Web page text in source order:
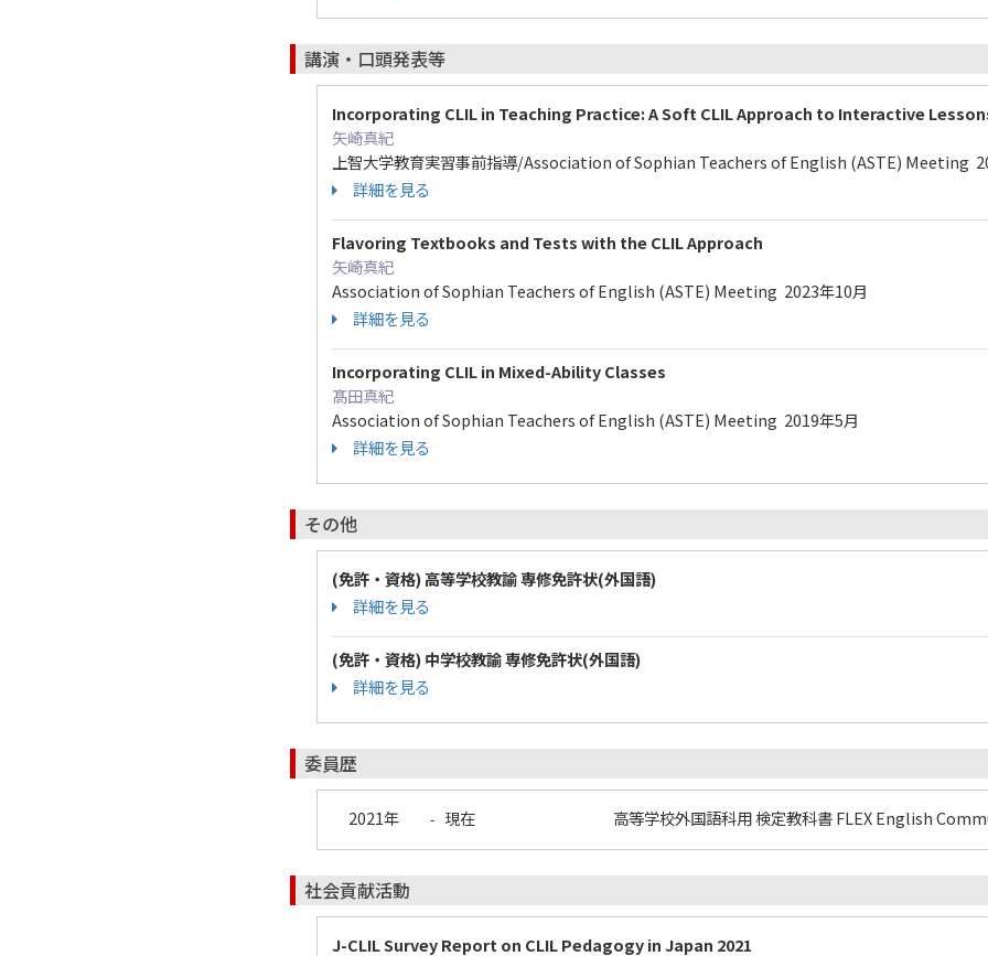
講演・口頭発表等
Incorporating CLIL in Teaching Practice: A Soft CLIL Approach to Interactive
矢崎真紀
上智大学教育実習事前指導/Association of Sophian Teachers of English (ASTE) Meeting
詳細を見る
Flavoring Textbooks and Tests with the CLIL Approach
矢崎真紀
Association of Sophian Teachers of English (ASTE) Meeting 2023年10月
詳細を見る
Incorporating CLIL in Mixed-Ability Classes
髙田真紀
Association of Sophian Teachers of English (ASTE) Meeting 2019年5月
詳細を見る
その他
(免許・資格) 高等学校教諭 専修免許状(外国語)
詳細を見る
(免許・資格) 中学校教諭 専修免許状(外国語)
詳細を見る
委員歴
2021年 - 現在 高等学校外国語科用 検定教科書 FLEX English
社会貢献活動
J-CLIL Survey Report on CLIL Pedagogy in Japan 2021